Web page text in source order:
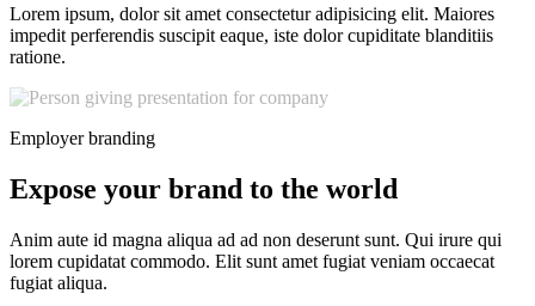
Lorem ipsum, dolor sit amet consectetur adipisicing elit. Maiores
impedit perferendis suscipit eaque, iste dolor cupiditate blanditiis
ratione.
Employer branding
Expose your brand to the world
Anim aute id magna aliqua ad ad non deserunt sunt. Qui irure qui
lorem cupidatat commodo. Elit sunt amet fugiat veniam occaecat
fugiat aliqua.